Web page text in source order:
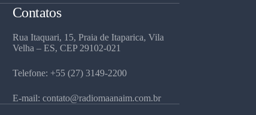
Contatos
Rua Itaquari, 15, Praia de Itaparica, Vila
Velha – ES, CEP 29102-021
Telefone: +55 (27) 3149-2200
E-mail: contato@radiomaanaim.com.br